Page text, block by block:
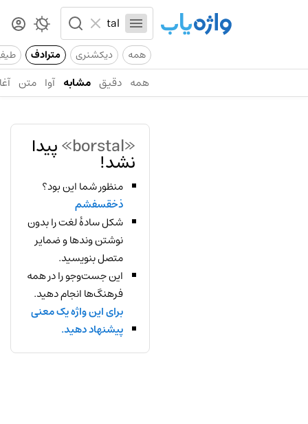
همه دیکشنری مترادف
همه دقیق مشابه آوا متن
«borstal» پیدا
نشد!
منظور شما این بود؟
ذخقسفشم
شکل سادهٔ لغت را بدون
نوشتن وندها و ضمایر
متصل بنویسید.
این جست‌وجو را در همه
فرهنگ‌ها انجام دهید.
برای این واژه یک معنی
پیشنهاد دهید.